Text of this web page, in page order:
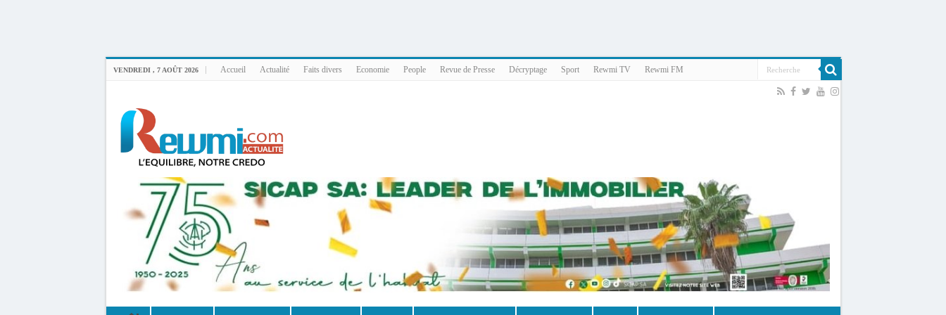
VENDREDI , 7 AOÛT 2026 Accueil Actualité Faits divers Economie People Revue de Presse Décryptage Sport Rewmi TV Rewmi FM